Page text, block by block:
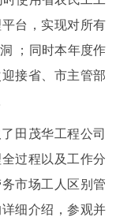
台，实现对所有
；同时本年度作
接省、市主管部
田茂华工程公司
过程以及工作分
市场工人区别管
细介绍，参观并